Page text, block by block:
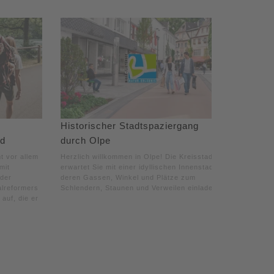
vor allem
die er
Historischer Stadtspaziergang
durch Olpe
Herzlich willkommen in Olpe! Die Kreisstadt
erwartet Sie mit einer idyllischen Innenstadt,
deren Gassen, Winkel und Plätze zum
Schlendern, Staunen und Verweilen einladen.